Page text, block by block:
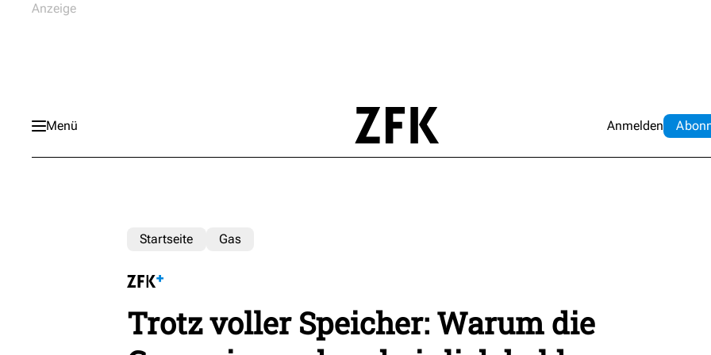
Menü Anmelden Abo
Startseite Gas
Trotz voller Speicher: Warum die